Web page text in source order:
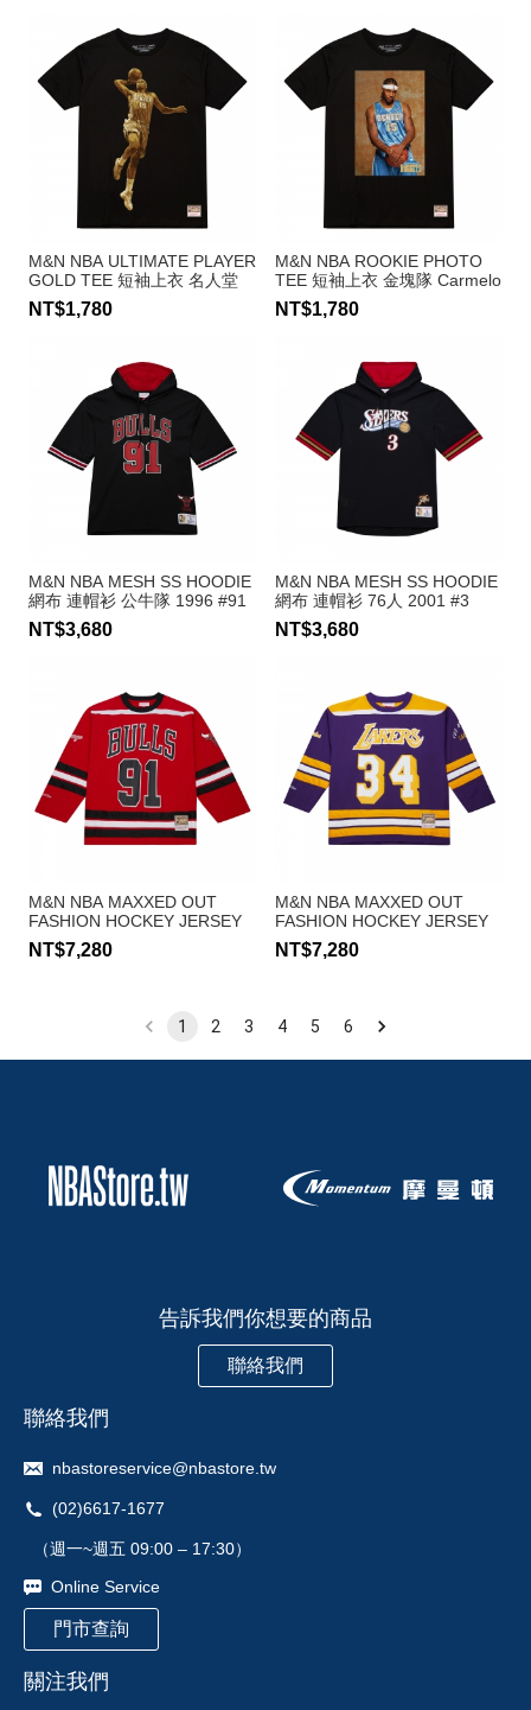
M&N NBA ULTIMATE PLAYER
GOLD TEE 短袖上衣 名人堂
金塊隊 Carmelo Anthony
NT$1,780
M&N NBA ROOKIE PHOTO
TEE 短袖上衣 金塊隊 Carmelo
Anthony
NT$1,780
M&N NBA MESH SS HOODIE
網布 連帽衫 公牛隊 1996 #91
Dennis Rodman
NT$3,680
M&N NBA MESH SS HOODIE
網布 連帽衫 76人 2001 #3
Allen Iverson
NT$3,680
M&N NBA MAXXED OUT
FASHION HOCKEY JERSEY
冰球衣 長袖上衣 公牛隊 #91
Dennis Rodman
NT$7,280
M&N NBA MAXXED OUT
FASHION HOCKEY JERSEY
冰球衣 長袖上衣 湖人隊 #34
Shaquille Oneal
NT$7,280
1 2 3 4 5 6
告訴我們你想要的商品
聯絡我們
聯絡我們
nbastoreservice@nbastore.tw
(02)6617-1677
（週一~週五 09:00 – 17:30）
Online Service
門市查詢
關注我們